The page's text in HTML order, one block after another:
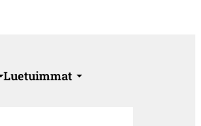
Luetuimmat